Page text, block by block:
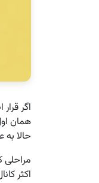
اگر
همان
حالا
اکثر